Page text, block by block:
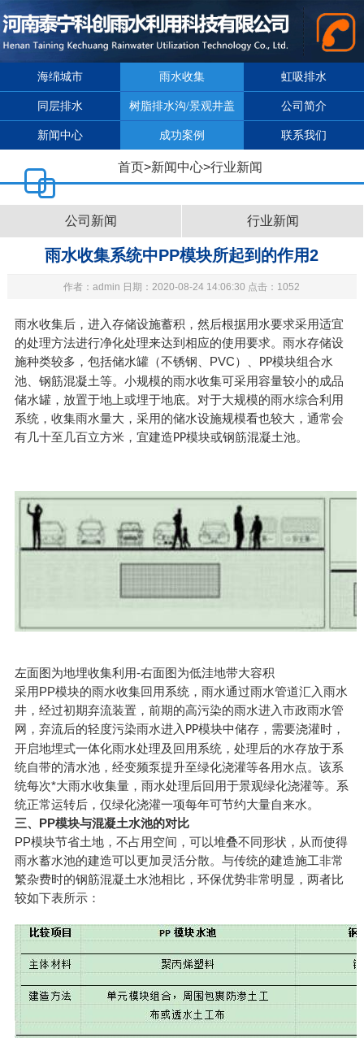
海绵城市 雨水收集 虹吸排水
同层排水 树脂排水沟/景观井盖 公司简介
新闻中心 成功案例 联系我们
首页>新闻中心>行业新闻
公司新闻 行业新闻
雨水收集系统中PP模块所起到的作用2
作者：admin 日期：2020-08-24 14:06:30 点击：1052
雨水收集后，进入存储设施蓄积，然后根据用水要求采用适宜
的处理方法进行净化处理来达到相应的使用要求。雨水存储设
施种类较多，包括储水罐（不锈钢、PVC）、
PP模块组合水
池、钢筋混凝土等。小规模的雨水收集可采用容量较小的成品
储水罐，放置于地上或埋于地底。对于大规模的雨水综合利用
系统，收集雨水量大，采用的储水设施规模看也较大，通常会
有几十至几百立方米，宜建造PP模块或钢筋混凝土池。
左面图为地埋收集利用-右面图为低洼地带大容积
采用PP模块的雨水收集回用系统，雨水通过雨水管道汇入雨水
井，经过初期弃流装置，前期的高污染的雨水进入市政雨水管
网，弃流后的轻度污染雨水进入 PP模块中储存，需要浇灌时，
开启地埋式一体化雨水处理及回用系统，处理后的水存放于系
统自带的清水池，经变频泵提升至绿化浇灌等各用水点。该系
统每次*大雨水收集量，雨水处理后回用于景观绿化浇灌等。系
统正常运转后，仅绿化浇灌一项每年可节约大量自来水。
三、PP模块与混凝土水池的对比
PP模块节省土地，不占用空间，可以堆叠不同形状，从而使得
雨水蓄水池的建造可以更加灵活分散。与传统的建造施工非常
繁杂费时的钢筋混凝土水池相比，环保优势非常明显，两者比
较如下表所示：